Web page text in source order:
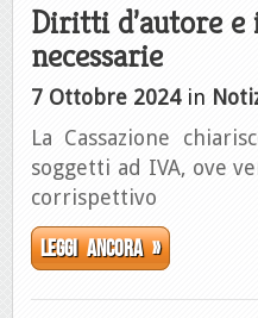
Diritti d’autore
necessarie
7 Ottobre 2024in
La Cassazione
soggetti ad IVA, ove
corrispettivo
Leggi ancora »